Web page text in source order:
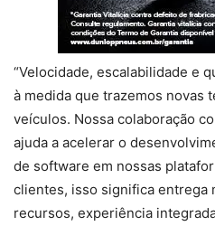
“Velocidade, escalabilidade e
à medida que trazemos novas
veículos. Nossa colaboração
ajuda a acelerar o
de software em nossas
clientes, isso significa entrega
recursos, experiência